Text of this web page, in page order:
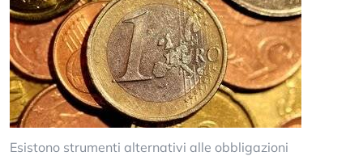
Esistono strumenti alternativi alle obbligazioni